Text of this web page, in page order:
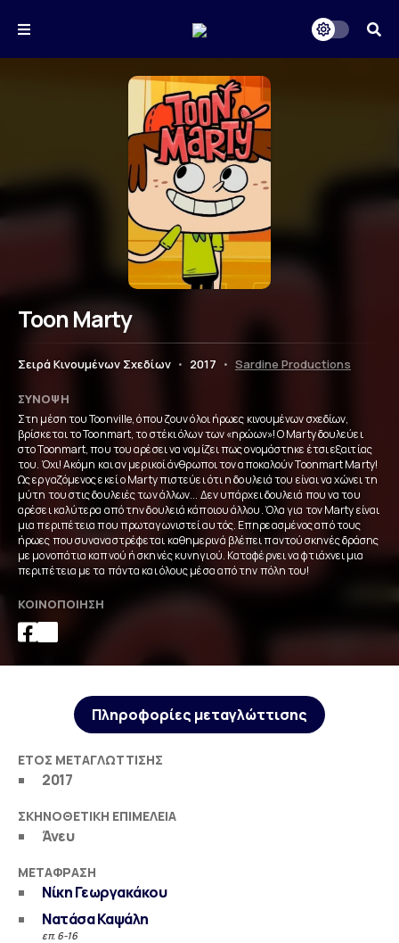
Toon Marty
Σειρά Κινουμένων Σχεδίων • 2017 • Sardine Productions
ΣΎΝΟΨΗ
Στη μέση του Toonville, όπου ζουν όλοι ήρωες κινουμένων σχεδίων,
βρίσκεται το Toonmart, το στέκι όλων των «ηρώων»! Ο Marty δουλεύει
στο Toonmart, που του αρέσει να νομίζει πως ονομάστηκε έτσι εξαιτίας
του. Όχι! Ακόμη και αν μερικοί άνθρωποι τον αποκαλούν Toonmart Marty!
Ως εργαζόμενος εκεί ο Marty πιστεύει ότι η δουλειά του είναι να χώνει τη
μύτη του στις δουλειές των άλλων... Δεν υπάρχει δουλειά που να του
αρέσει καλύτερα από την δουλειά κάποιου άλλου. Όλα για τον Marty είναι
μια περιπέτεια που πρωταγωνιστεί αυτός. Επηρεασμένος από τους
ήρωες που συναναστρέφεται καθημερινά βλέπει παντού σκηνές δράσης
με μονοπάτια καπνού ή σκηνές κυνηγιού. Καταφέρνει να φτιάχνει μια
περιπέτεια με τα πάντα και όλους μέσα από την πόλη του!
ΚΟΙΝΟΠΟΊΗΣΗ
Πληροφορίες μεταγλώττισης
ΈΤΟΣ ΜΕΤΑΓΛΏΤΤΙΣΗΣ
2017
ΣΚΗΝΟΘΕΤΙΚΉ ΕΠΙΜΈΛΕΙΑ
Άνευ
ΜΕΤΆΦΡΑΣΗ
Νίκη Γεωργακάκου
Νατάσα Καψάλη
επ. 6-16